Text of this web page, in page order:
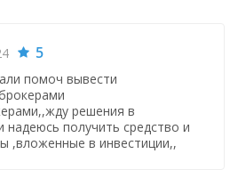
5
помоч вывести
решения в
надеюсь получить средство и
,вложенные в инвестиции,,